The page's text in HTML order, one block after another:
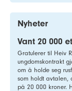
Nyheter
Vant 20 000
Gratulerer til Heiv
ungdomskontrakt
om å holde seg
som holdt avtalen,
på 20 000 kroner.